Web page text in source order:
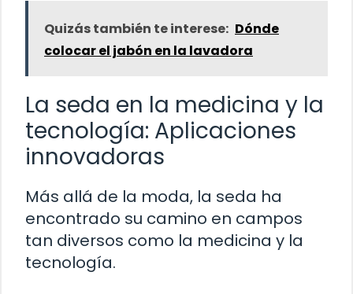
Quizás también te interese: Dónde
colocar el jabón en la lavadora
La seda en la medicina y la
tecnología: Aplicaciones
innovadoras
Más allá de la moda, la seda ha
encontrado su camino en campos
tan diversos como la medicina y la
tecnología.